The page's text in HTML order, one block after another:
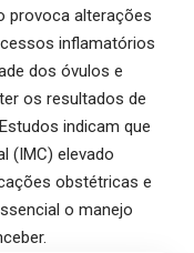
provoca alterações
inflamatórios
dos óvulos e
os resultados de
indicam que
(IMC) elevado
obstétricas e
o manejo